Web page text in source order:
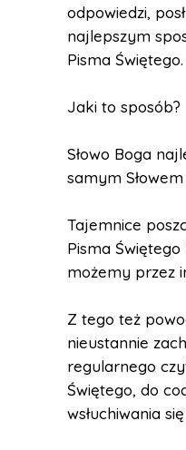
odpowiedzi,
najlepszym
Pisma Świętego.
Jaki to sposób?
Słowo Boga
samym Słowem
Tajemnice
Pisma
możemy przez
Z tego też
nieustannie
regularnego
Świętego, do
wsłuchiwania